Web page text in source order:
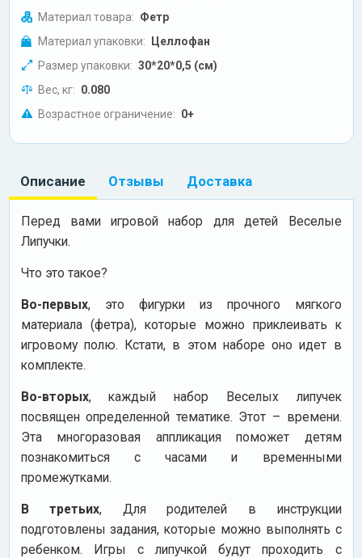
Материал товара: Фетр
Материал упаковки: Целлофан
Размер упаковки: 30*20*0,5 (см)
Вес, кг: 0.080
Возрастное ограничение: 0+
Описание Отзывы Доставка
Перед вами игровой набор для детей Веселые
Липучки.
Что это такое?
Во-первых, это фигурки из прочного мягкого
материала (фетра), которые можно приклеивать к
игровому полю. Кстати, в этом наборе оно идет в
комплекте.
Во-вторых, каждый набор Веселых липучек
посвящен определенной тематике. Этот – времени.
Эта многоразовая аппликация поможет детям
познакомиться с часами и временными
промежутками.
В третьих, Для родителей в инструкции
подготовлены задания, которые можно выполнять с
ребенком. Игры с липучкой будут проходить с